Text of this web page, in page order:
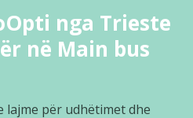
nga Trieste
në Main bus
për udhëtimet dhe